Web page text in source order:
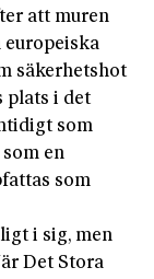
att muren
europeiska
säkerhetshot
plats i det
som
en
som
i sig, men
Det Stora